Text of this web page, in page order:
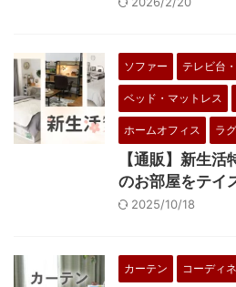
ソファー テレビ台
ベッド・マットレス
ホームオフィス ラグ
【通販】新生
のお部屋をテイ
2025/10/18
カーテン コーディ